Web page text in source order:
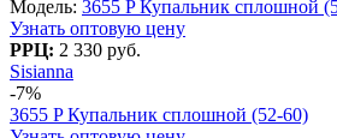
Модель: 3655 P Купальник сплошной
Узнать оптовую цену
РРЦ: 2 330 руб.
Sisianna
-7%
3655 P Купальник сплошной (52-60)